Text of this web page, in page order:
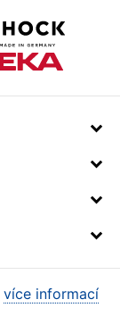
více informací